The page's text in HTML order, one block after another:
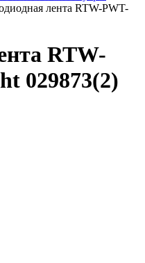
лента RTW-PWT-
RTW-
029873(2)